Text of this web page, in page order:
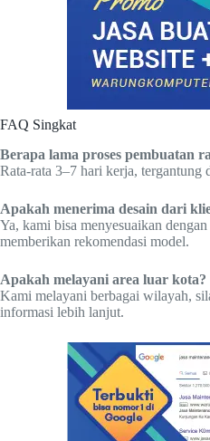
FAQ Singkat
Berapa lama proses pembuatan
Rata-rata 3–7 hari kerja, tergantung
Apakah menerima desain dari
Ya, kami bisa menyesuaikan
memberikan rekomendasi model.
Apakah melayani area luar kota?
Kami melayani berbagai wilayah,
informasi lebih lanjut.